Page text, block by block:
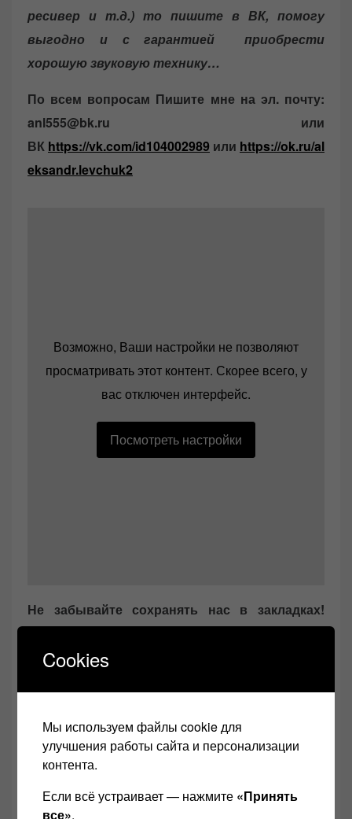
ресивер и т.д.) то пишите в ВК, помогу
выгодно и с гарантией приобрести
хорошую звуковую технику…
По всем вопросам Пишите мне на эл. почту:
anl555@bk.ru или
ВК https://vk.com/id104002989 или https://ok.ru/al
eksandr.levchuk2
Возможно, Ваши настройки не позволяют
просматривать этот контент. Скорее всего, у
вас отключен интерфейс.
Посмотреть настройки
Не забывайте сохранять нас в закладках!
Подписывайтесь, комментируйте, делитесь в
соц.сетях. Желаю удачи в поиске именно
На нашем сайте Звукомания есть полезная
пригодится для каждого, причем на каждый
Cookies
Мы используем файлы cookie для
улучшения работы сайта и персонализации
контента.
Если всё устраивает — нажмите «Принять
все».